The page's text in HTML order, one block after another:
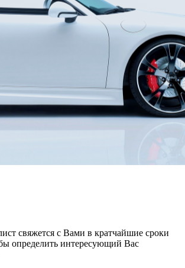
свяжется с Вами в кратчайшие сроки
определить интересующий Вас